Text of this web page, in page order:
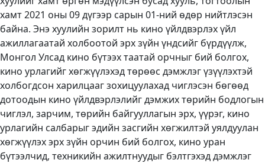
хамт 2021 оны 09 дүгээр сарын 01-ний өдөр нийтлэсэн
байна. Энэ хуулийн зорилт нь кино үйлдвэрлэх үйл
ажиллагаатай холбоотой эрх зүйн үндсийг бүрдүүлж,
Монгол Улсад кино бүтээх таатай орчныг бий болгох,
кино урлагийг хөгжүүлэхэд төрөөс дэмжлэг үзүүлэхтэй
холбогдсон харилцааг зохицуулахад чиглэсэн бөгөөд
дотоодын кино үйлдвэрлэлийг дэмжих төрийн бодлогын
чиглэл, зарчим, төрийн байгууллагын эрх, үүрэг, кино
урлагийн салбарыг эдийн засгийн хөгжилтэй уялдуулан
хөгжүүлэх эрх зүйн орчин бий болгох, кино уран
бүтээлчид, техникийн ажилтнуудыг бэлтгэхэд дэмжлэг